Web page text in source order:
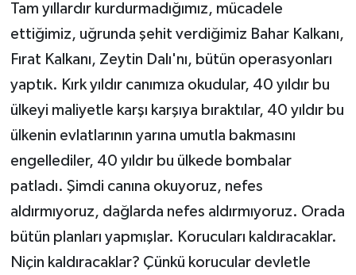
Tam yıllardır kurdurmadığımız, mücadele
ettiğimiz, uğrunda şehit verdiğimiz Bahar Kalkanı,
Fırat Kalkanı, Zeytin Dalı'nı, bütün operasyonları
yaptık. Kırk yıldır canımıza okudular, 40 yıldır bu
ülkeyi maliyetle karşı karşıya bıraktılar, 40 yıldır bu
ülkenin evlatlarının yarına umutla bakmasını
engellediler, 40 yıldır bu ülkede bombalar
patladı. Şimdi canına okuyoruz, nefes
aldırmıyoruz, dağlarda nefes aldırmıyoruz. Orada
bütün planları yapmışlar. Korucuları kaldıracaklar.
Niçin kaldıracaklar? Çünkü korucular devletle